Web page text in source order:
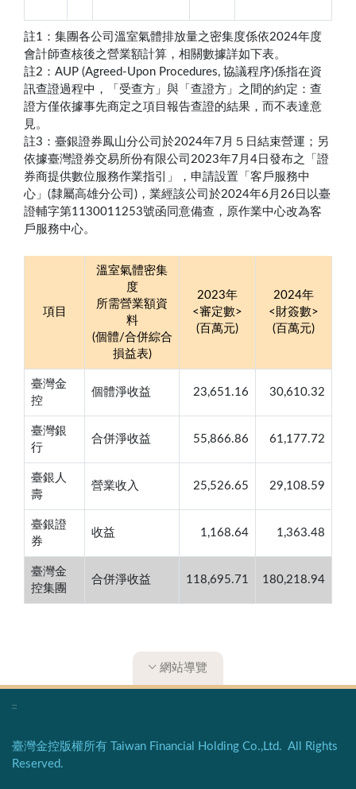
註1：集團各公司溫室氣體排放量之密集度係依2024年度
會計師查核後之營業額計算，相關數據詳如下表。
註2：AUP (Agreed-Upon Procedures, 協議程序)係指在資
訊查證過程中，「受查方」與「查證方」之間的約定：查
證方僅依據事先商定之項目報告查證的結果，而不表達意
見。
註3：臺銀證券鳳山分公司於2024年7月５日結束營運；另
依據臺灣證券交易所份有限公司2023年7月4日發布之「證
券商提供數位服務作業指引」，申請設置「客戶服務中
心」(隸屬高雄分公司)，業經該公司於2024年6月26日以臺
證輔字第1130011253號函同意備查，原作業中心改為客
戶服務中心。
項目
溫室氣體密集
度
所需營業額資
料
(個體/合併綜合
損益表)
2023年
<審定數>
(百萬元)
2024年
<財簽數>
(百萬元)
臺灣金
控
個體淨收益 23,651.16 30,610.32
臺灣銀
行
合併淨收益 55,866.86 61,177.72
臺銀人
壽
營業收入 25,526.65 29,108.59
臺銀證
券
收益 1,168.64 1,363.48
臺灣金
控集團
合併淨收益 118,695.71 180,218.94
網站導覽
:::
臺灣金控版權所有 Taiwan Financial Holding Co.,Ltd. All Rights
Reserved.